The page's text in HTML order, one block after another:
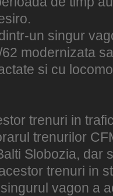
un singur
modernizata
si cu
trenuri in
trenurilor
Slobozia, dar
trenuri in
vagon a